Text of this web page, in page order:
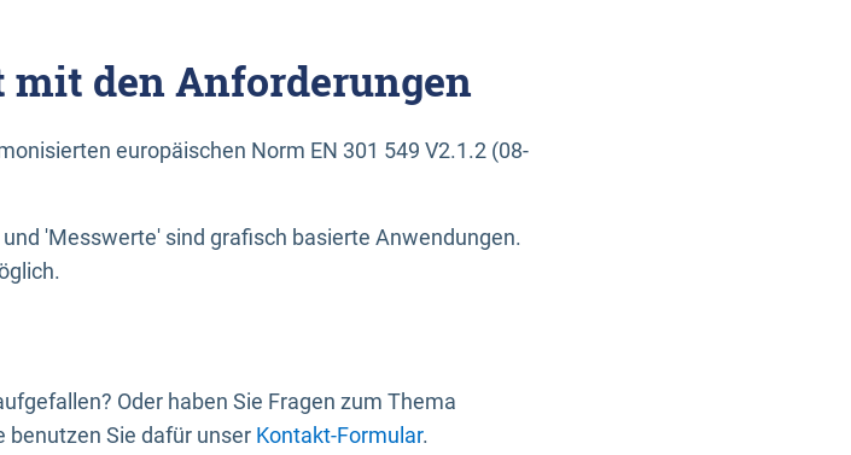
den Anforderungen
europäischen Norm EN 301 549 V2.1.2 (08-
'Messwerte' sind grafisch basierte Anwendungen.
Oder haben Sie Fragen zum Thema
benutzen Sie dafür unser Kontakt-Formular.